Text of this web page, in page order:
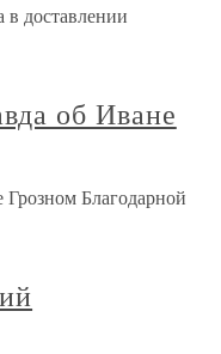
в доставлении
об Иване
Благодарной